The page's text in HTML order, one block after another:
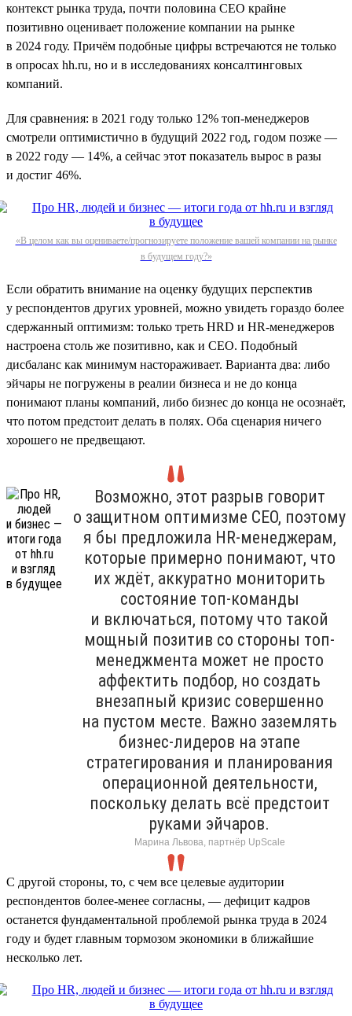
контекст рынка труда, почти половина СЕО крайне
позитивно оценивает положение компании на рынке
в 2024 году. Причём подобные цифры встречаются не только
в опросах hh.ru, но и в исследованиях консалтинговых
компаний.
Для сравнения: в 2021 году только 12% топ-менеджеров
смотрели оптимистично в будущий 2022 год, годом позже —
в 2022 году — 14%, а сейчас этот показатель вырос в разы
и достиг 46%.
«В целом как вы оцениваете/прогнозируете положение вашей компании на рынке
в будущем году?»
Если обратить внимание на оценку будущих перспектив
у респондентов других уровней, можно увидеть гораздо более
сдержанный оптимизм: только треть HRD и HR-менеджеров
настроена столь же позитивно, как и СЕО. Подобный
дисбаланс как минимум настораживает. Варианта два: либо
эйчары не погружены в реалии бизнеса и не до конца
понимают планы компаний, либо бизнес до конца не осознаёт,
что потом предстоит делать в полях. Оба сценария ничего
хорошего не предвещают.
Возможно, этот разрыв говорит
о защитном оптимизме СЕО, поэтому
я бы предложила HR-менеджерам,
которые примерно понимают, что
их ждёт, аккуратно мониторить
состояние топ-команды
и включаться, потому что такой
мощный позитив со стороны топ-
менеджмента может не просто
аффектить подбор, но создать
внезапный кризис совершенно
на пустом месте. Важно заземлять
бизнес-лидеров на этапе
стратегирования и планирования
операционной деятельности,
поскольку делать всё предстоит
руками эйчаров.
Марина Львова, партнёр UpScale
С другой стороны, то, с чем все целевые аудитории
респондентов более-менее согласны, — дефицит кадров
останется фундаментальной проблемой рынка труда в 2024
году и будет главным тормозом экономики в ближайшие
несколько лет.